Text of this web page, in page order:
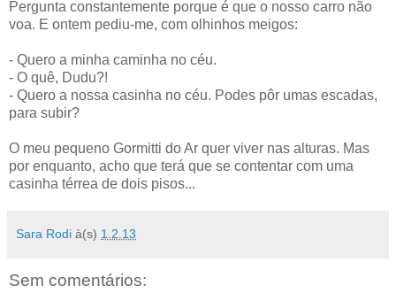
Pergunta constantemente porque é que o nosso carro não
voa. E ontem pediu-me, com olhinhos meigos:
- Quero a minha caminha no céu.
- O quê, Dudu?!
- Quero a nossa casinha no céu. Podes pôr umas escadas,
para subir?
O meu pequeno Gormitti do Ar quer viver nas alturas. Mas
por enquanto, acho que terá que se contentar com uma
casinha térrea de dois pisos...
Sara Rodi à(s) 1.2.13
Sem comentários: